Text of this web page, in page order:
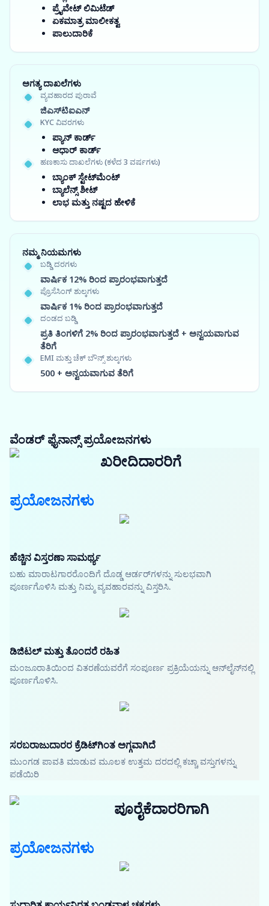
ಪ್ರೈವೇಟ್ ಲಿಮಿಟೆಡ್
ಏಕಮಾತ್ರ ಮಾಲೀಕತ್ವ
ಪಾಲುದಾರಿಕೆ
ಅಗತ್ಯ ದಾಖಲೆಗಳು
ವ್ಯವಹಾರದ ಪುರಾವೆ
ಜಿಎಸ್‍ಟಿಐಎನ್
KYC ವಿವರಗಳು
ಪ್ಯಾನ್ ಕಾರ್ಡ್
ಆಧಾರ್ ಕಾರ್ಡ್
ಹಣಕಾಸು ದಾಖಲೆಗಳು (ಕಳೆದ 3 ವರ್ಷಗಳು)
ಬ್ಯಾಂಕ್ ಸ್ಟೇಟ್‌ಮೆಂಟ್
ಬ್ಯಾಲೆನ್ಸ್ ಶೀಟ್
ಲಾಭ ಮತ್ತು ನಷ್ಟದ ಹೇಳಿಕೆ
ನಮ್ಮ ನಿಯಮಗಳು
ಬಡ್ಡಿ ದರಗಳು
ವಾರ್ಷಿಕ 12% ರಿಂದ ಪ್ರಾರಂಭವಾಗುತ್ತದೆ
ಪ್ರೊಸೆಸಿಂಗ್ ಶುಲ್ಕಗಳು
ವಾರ್ಷಿಕ 1% ರಿಂದ ಪ್ರಾರಂಭವಾಗುತ್ತದೆ
ದಂಡದ ಬಡ್ಡಿ
ಪ್ರತಿ ತಿಂಗಳಿಗೆ 2% ರಿಂದ ಪ್ರಾರಂಭವಾಗುತ್ತದೆ + ಅನ್ವಯವಾಗುವ
ತೆರಿಗೆ
EMI ಮತ್ತು ಚೆಕ್ ಬೌನ್ಸ್ ಶುಲ್ಕಗಳು
500 + ಅನ್ವಯವಾಗುವ ತೆರಿಗೆ
ವೆಂಡರ್ ಫೈನಾನ್ಸ್ ಪ್ರಯೋಜನಗಳು
ಖರೀದಿದಾರರಿಗೆ
ಪ್ರಯೋಜನಗಳು
ಹೆಚ್ಚಿನ ವಿಸ್ತರಣಾ ಸಾಮರ್ಥ್ಯ
ಬಹು ಮಾರಾಟಗಾರರೊಂದಿಗೆ ದೊಡ್ಡ ಆರ್ಡರ್‌ಗಳನ್ನು ಸುಲಭವಾಗಿ
ಪೂರ್ಣಗೊಳಿಸಿ ಮತ್ತು ನಿಮ್ಮ ವ್ಯವಹಾರವನ್ನು ವಿಸ್ತರಿಸಿ.
ಡಿಜಿಟಲ್ ಮತ್ತು ತೊಂದರೆ ರಹಿತ
ಮಂಜೂರಾತಿಯಿಂದ ವಿತರಣೆಯವರೆಗೆ ಸಂಪೂರ್ಣ ಪ್ರಕ್ರಿಯೆಯನ್ನು ಆನ್‌ಲೈನ್‌ನಲ್ಲಿ
ಪೂರ್ಣಗೊಳಿಸಿ.
ಸರಬರಾಜುದಾರರ ಕ್ರೆಡಿಟ್‌ಗಿಂತ ಅಗ್ಗವಾಗಿದೆ
ಮುಂಗಡ ಪಾವತಿ ಮಾಡುವ ಮೂಲಕ ಉತ್ತಮ ದರದಲ್ಲಿ ಕಚ್ಚಾ ವಸ್ತುಗಳನ್ನು
ಪಡೆಯಿರಿ
ಪೂರೈಕೆದಾರರಿಗಾಗಿ
ಪ್ರಯೋಜನಗಳು